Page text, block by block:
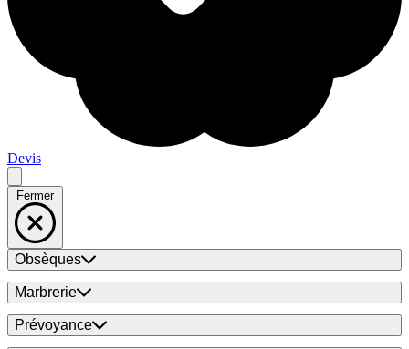
Devis
Fermer
Obsèques
Marbrerie
Prévoyance